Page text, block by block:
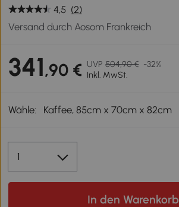
4,5 (2)
Versand durch Aosom Frankreich
341,90 € UVP 504,90 € -32%
Inkl. MwSt.
Wähle: Kaffee, 85cm x 70cm x 82cm
In den Warenkorb